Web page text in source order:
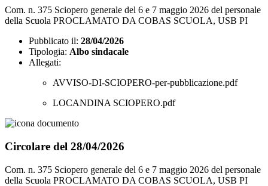
Com. n. 375 Sciopero generale del 6 e 7 maggio 2026 del personale
della Scuola PROCLAMATO DA COBAS SCUOLA, USB PI
Pubblicato il: 28/04/2026
Tipologia: Albo sindacale
Allegati:
AVVISO-DI-SCIOPERO-per-pubblicazione.pdf
LOCANDINA SCIOPERO.pdf
Circolare del 28/04/2026
Com. n. 375 Sciopero generale del 6 e 7 maggio 2026 del personale
della Scuola PROCLAMATO DA COBAS SCUOLA, USB PI